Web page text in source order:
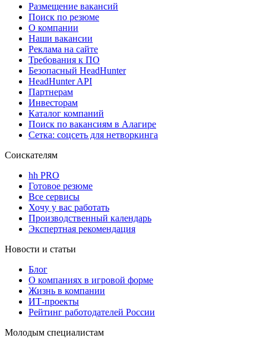
Размещение вакансий
Поиск по резюме
О компании
Наши вакансии
Реклама на сайте
Требования к ПО
Безопасный HeadHunter
HeadHunter API
Партнерам
Инвесторам
Каталог компаний
Поиск по вакансиям в Алагире
Сетка: соцсеть для нетворкинга
Соискателям
hh PRO
Готовое резюме
Все сервисы
Хочу у вас работать
Производственный календарь
Экспертная рекомендация
Новости и статьи
Блог
О компаниях в игровой форме
Жизнь в компании
ИТ-проекты
Рейтинг работодателей России
Молодым специалистам